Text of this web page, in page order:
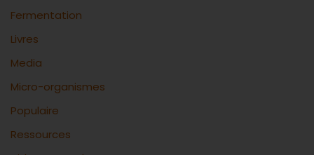
Fermentation
Livres
Media
Micro-organismes
Populaire
Ressources